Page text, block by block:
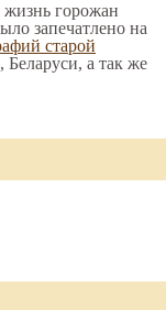
горожан
запечатлено на
старой
Беларуси, а так же